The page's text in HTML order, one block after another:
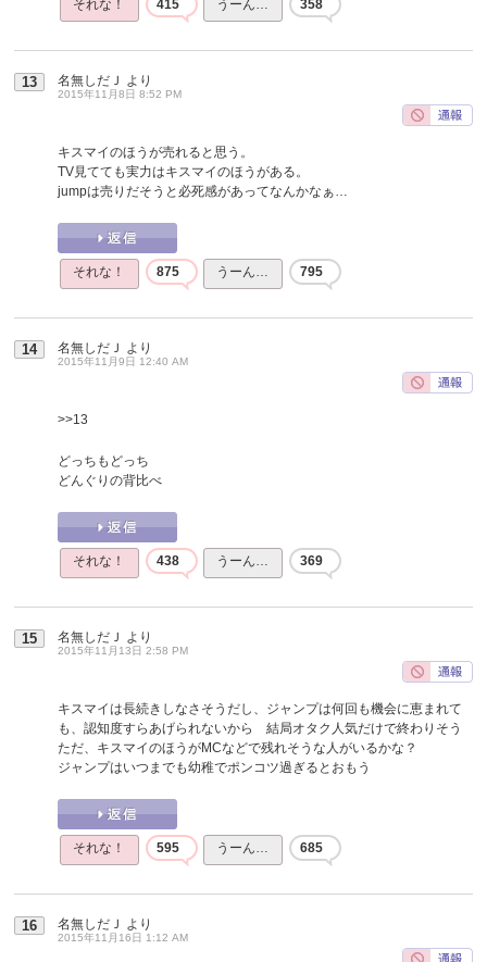
それな！ 415 うーん… 358
13 名無しだＪ より
2015年11月8日 8:52 PM
キスマイのほうが売れると思う。
TV見てても実力はキスマイのほうがある。
jumpは売りだそうと必死感があってなんかなぁ…
それな！ 875 うーん… 795
14 名無しだＪ より
2015年11月9日 12:40 AM
>>13
どっちもどっち
どんぐりの背比べ
それな！ 438 うーん… 369
15 名無しだＪ より
2015年11月13日 2:58 PM
キスマイは長続きしなさそうだし、ジャンプは何回も機会に恵まれて
も、認知度すらあげられないから 結局オタク人気だけで終わりそう
ただ、キスマイのほうがMCなどで残れそうな人がいるかな？
ジャンプはいつまでも幼稚でポンコツ過ぎるとおもう
それな！ 595 うーん… 685
16 名無しだＪ より
2015年11月16日 1:12 AM